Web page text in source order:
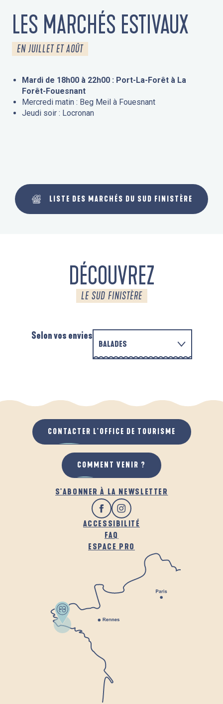
LES MARCHÉS ESTIVAUX
EN JUILLET ET AOÛT
Mardi de 18h00 à 22h00 : Port-La-Forêt à La
Forêt-Fouesnant
Mercredi matin : Beg Meil à Fouesnant
Jeudi soir : Locronan
LISTE DES MARCHÉS DU SUD FINISTÈRE
DÉCOUVREZ
LE SUD FINISTÈRE
Selon vos envies
BALADES
QUAND IL PLEUT
AU GRAND AIR
S'ABONNER À LA NEWSLETTER
ACCESSIBILITÉ
FAQ
ESPACE PRO
CONTACTER L'OFFICE DE TOURISME
COMMENT VENIR ?